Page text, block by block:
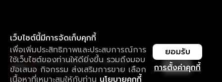
เว็บไซต์นี้มีการจัดเก็บคุกกี้
เพื่อเพิ่มประสิทธิภาพและประสบการณ์การ
ใช้เว็บไซต์ของท่านให้ดียิ่งขึ้น รวมถึงมอบ
ข้อเสนอ กิจกรรม ส่งเสริมการขาย เลือก
เนื้อหาที่เหมาะสมให้กับท่าน นโยบายคุกกี้
การตั้งค่าคุกกี้
ยอมรับ
ใช้งานแอป ลื่นไหลกว่า ไม่มีสะดุด
ดาวน์โหลดแอปเพื่อการรับชมที่ดีกว่า เปิด